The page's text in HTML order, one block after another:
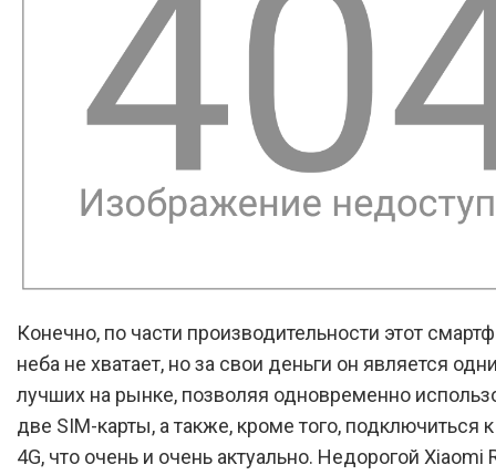
Конечно, по части производительности этот
неба не хватает, но за свои деньги он является
лучших на рынке, позволяя одновременно
две SIM-карты, а также, кроме того, подключиться
4G, что очень и очень актуально. Недорогой Xiaomi